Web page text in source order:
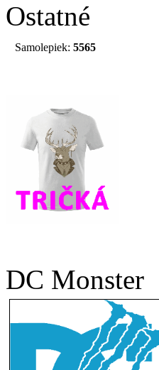
Ostatné
Samolepiek: 5565
DC Monster